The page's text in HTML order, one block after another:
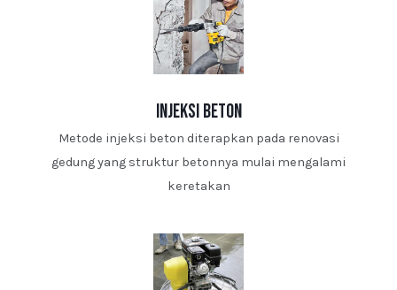
injeksi beton
Metode injeksi beton diterapkan pada renovasi
gedung yang struktur betonnya mulai mengalami
keretakan